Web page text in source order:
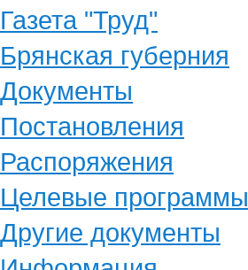
Газета "Труд"
Брянская губерния
Документы
Постановления
Распоряжения
Целевые программы
Другие документы